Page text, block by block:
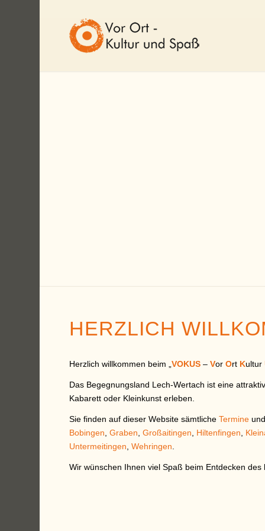
HERZLICH
Herzlich willkommen beim „VOKUS –VorOrt Kultur
Das Begegnungsland Lech-Wertach ist eine
Kabarett oder Kleinkunst erleben.
Sie finden auf dieser Website sämtlicheTermine
Bobingen,Graben,Großaitingen, Hiltenfingen,
Untermeitingen,Wehringen.
Wir wünschen Ihnen viel Spaß beim Entdecken